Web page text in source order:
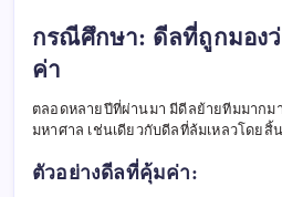
กรณีศึกษา: ดีลที่ถูกมอง
ค่า
ตลอดหลายปีที่ผ่านมา มีดีลย้ายทีมมากม
มหาศาล เช่นเดียวกับดีลที่ล้มเหลวโดยสิ้
ตัวอย่างดีลที่คุ้มค่า: